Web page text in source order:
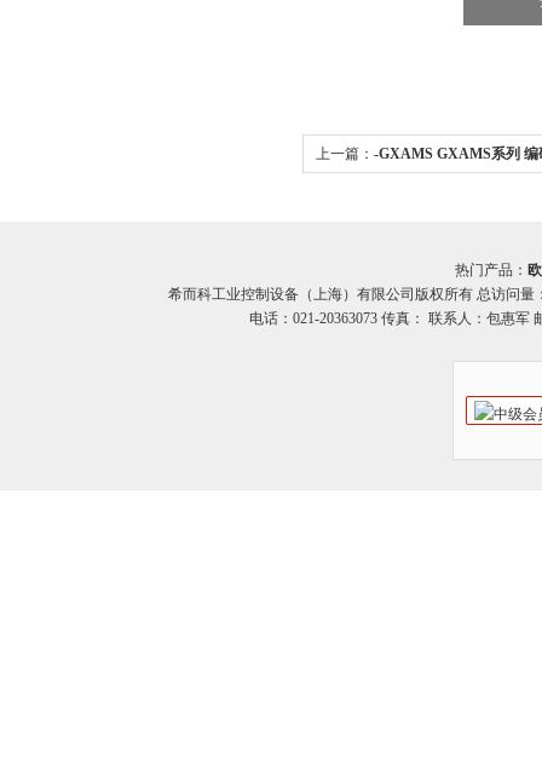
上一篇： -GXAMS GXAMS系列 编
热门产品：
希而科工业控制设备（上海）有限公司版权所有 总访问量
电话：021-20363073 传真： 联系人：包惠军